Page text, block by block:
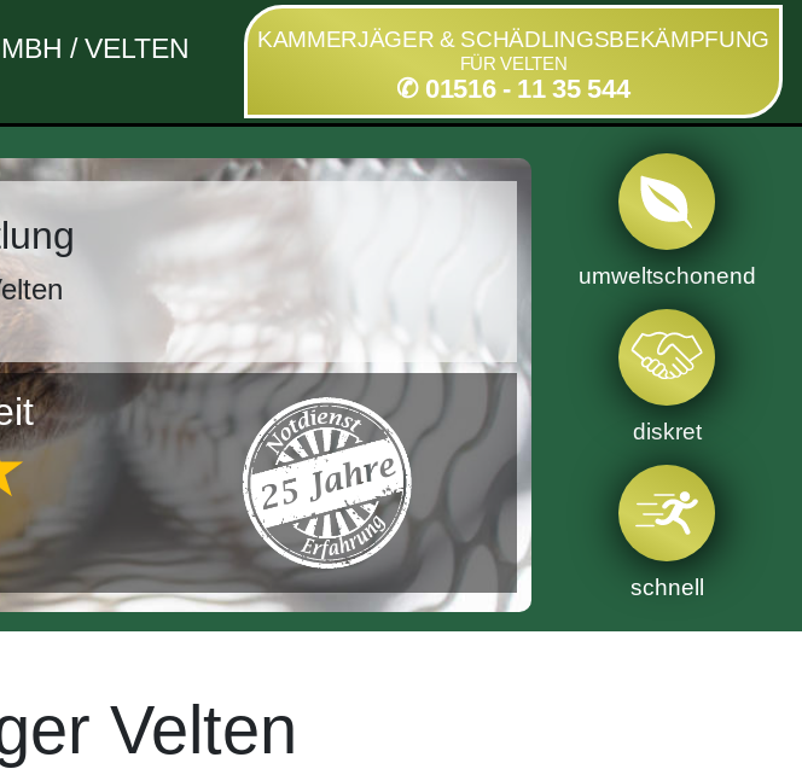
/ VELTEN KAMMERJÄGER & SCHÄDLINGSBEKÄMPFUNG
FÜR VELTEN
✆ 01516 - 11 35 544
umweltschonend
diskret
schnell
Velten